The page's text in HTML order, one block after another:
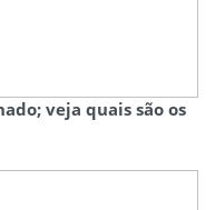
veja quais são os